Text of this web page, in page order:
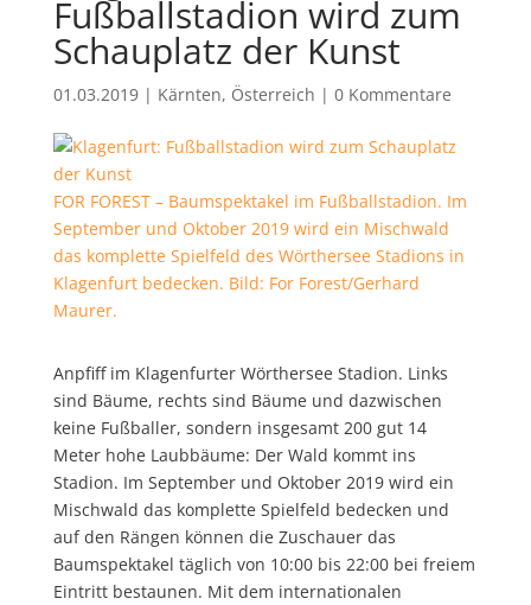
Fußballstadion wird zum
Schauplatz der Kunst
01.03.2019| Kärnten, Österreich | 0 Kommentare
FOR FOREST – Baumspektakel im Fußballstadion. Im
September und Oktober 2019 wird ein Mischwald
das komplette Spielfeld des Wörthersee Stadions in
Klagenfurt bedecken. Bild: For Forest/Gerhard
Maurer.
Anpfiff im Klagenfurter Wörthersee Stadion. Links
sind Bäume, rechts sind Bäume und dazwischen
keine Fußballer, sondern insgesamt 200 gut 14
Meter hohe Laubbäume: Der Wald kommt ins
Stadion. Im September und Oktober 2019 wird ein
Mischwald das komplette Spielfeld bedecken und
auf den Rängen können die Zuschauer das
Baumspektakel täglich von 10:00 bis 22:00 bei freiem
Eintritt bestaunen. Mit dem internationalen